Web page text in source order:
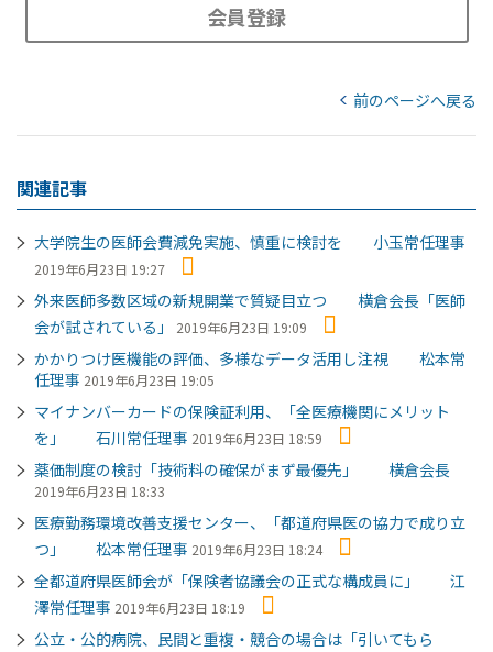
会員登録
前のページへ戻る
関連記事
大学院生の医師会費減免実施、慎重に検討を 小玉常任理事
2019年6月23日 19:27
外来医師多数区域の新規開業で質疑目立つ 横倉会長「医師
会が試されている」
2019年6月23日 19:09
かかりつけ医機能の評価、多様なデータ活用し注視 松本常
任理事 2019年6月23日 19:05
マイナンバーカードの保険証利用、「全医療機関にメリット
を」 石川常任理事 2019年6月23日 18:59
薬価制度の検討「技術料の確保がまず最優先」 横倉会長
2019年6月23日 18:33
医療勤務環境改善支援センター、「都道府県医の協力で成り立
つ」 松本常任理事 2019年6月23日 18:24
全都道府県医師会が「保険者協議会の正式な構成員に」 江
澤常任理事 2019年6月23日 18:19
公立・公的病院、民間と重複・競合の場合は「引いてもら